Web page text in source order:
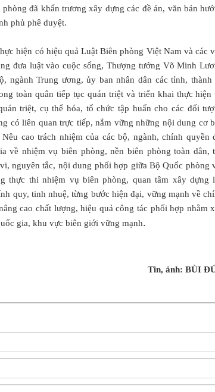
đã khẩn trương xây dựng các đề án, văn bản
phủ phê duyệt.
hiện có hiệu quả Luật Biên phòng Việt Nam và các
đưa luật vào cuộc sống, Thượng tướng Võ Minh
ngành Trung ương, ủy ban nhân dân các tỉnh, thành
toàn quân tiếp tục quán triệt và triển khai thực hiện
triệt, cụ thể hóa, tổ chức tập huấn cho các đối
có liên quan trực tiếp, nắm vững những nội dung cơ
cao trách nhiệm của các bộ, ngành, chính quyền
về nhiệm vụ biên phòng, nền biên phòng toàn dân,
nguyên tắc, nội dung phối hợp giữa Bộ Quốc phòng
thực thi nhiệm vụ biên phòng, quan tâm xây dựng
quy, tinh nhuệ, từng bước hiện đại, vững mạnh về
cao chất lượng, hiệu quả công tác phối hợp nhằm
gia, khu vực biên giới vững mạnh.
Tin, ảnh: BÙI